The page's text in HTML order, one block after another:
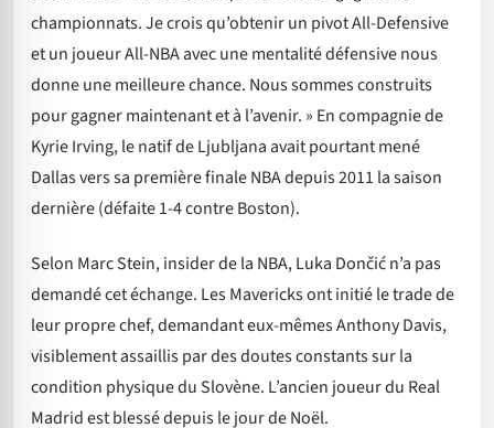
championnats. Je crois qu’obtenir un pivot All-Defensive
et un joueur All-NBA avec une mentalité défensive nous
donne une meilleure chance. Nous sommes construits
pour gagner maintenant et à l’avenir. » En compagnie de
Kyrie Irving, le natif de Ljubljana avait pourtant mené
Dallas vers sa première finale NBA depuis 2011 la saison
dernière (défaite 1-4 contre Boston).
Selon Marc Stein, insider de la NBA, Luka Dončić n’a pas
demandé cet échange. Les Mavericks ont initié le trade de
leur propre chef, demandant eux-mêmes Anthony Davis,
visiblement assaillis par des doutes constants sur la
condition physique du Slovène. L’ancien joueur du Real
Madrid est blessé depuis le jour de Noël.